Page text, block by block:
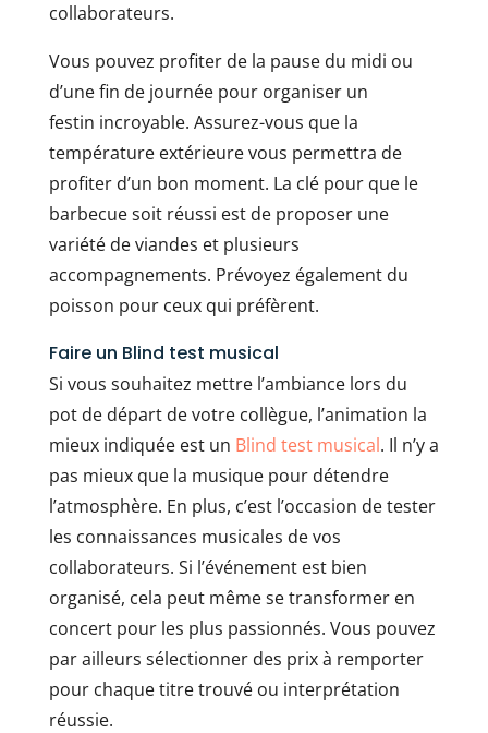
collaborateurs.
Vous pouvez profiter de la pause du midi ou
d’une fin de journée pour organiser un
festin incroyable. Assurez-vous que la
température extérieure vous permettra de
profiter d’un bon moment. La clé pour que le
barbecue soit réussi est de proposer une
variété de viandes et plusieurs
accompagnements. Prévoyez également du
poisson pour ceux qui préfèrent.
Faire un Blind test musical
Si vous souhaitez mettre l’ambiance lors du
pot de départ de votre collègue, l’animation la
mieux indiquée est un Blind test musical. Il n’y a
pas mieux que la musique pour détendre
l’atmosphère. En plus, c’est l’occasion de tester
les connaissances musicales de vos
collaborateurs. Si l’événement est bien
organisé, cela peut même se transformer en
concert pour les plus passionnés. Vous pouvez
par ailleurs sélectionner des prix à remporter
pour chaque titre trouvé ou interprétation
réussie.